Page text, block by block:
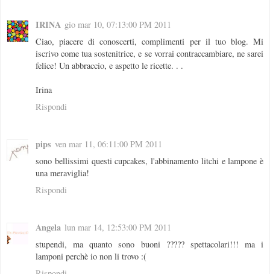
IRINA gio mar 10, 07:13:00 PM 2011
Ciao, piacere di conoscerti, complimenti per il tuo blog. Mi
iscrivo come tua sostenitrice, e se vorrai contraccambiare, ne sarei
felice! Un abbraccio, e aspetto le ricette. . .
Irina
Rispondi
pips ven mar 11, 06:11:00 PM 2011
sono bellissimi questi cupcakes, l'abbinamento litchi e lampone è
una meraviglia!
Rispondi
Angela lun mar 14, 12:53:00 PM 2011
stupendi, ma quanto sono buoni ????? spettacolari!!! ma i
lamponi perchè io non li trovo :(